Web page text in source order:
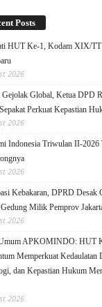
Posts
HUT Ke-1, Kodam XIX/TT
2026
Gejolak Global, Ketua DPD
Perkuat Kepastian
2026
Indonesia Triwulan II-2026
2026
Kebakaran, DPRD Desak
Gedung Milik Pemprov
2026
APKOMINDO: HUT
Memperkuat Kedaulatan
dan Kepastian Hukum
2026